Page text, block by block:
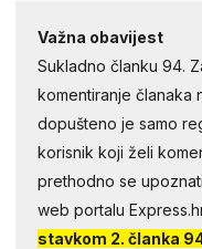
Važna obavijest
Sukladno članku 94.
komentiranje članaka
dopušteno je samo
korisnik koji želi
prethodno se
web portalu
stavkom 2. članka